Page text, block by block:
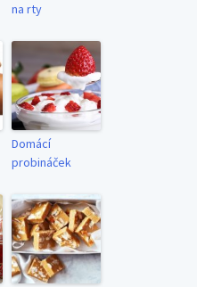
na rty
Domácí
probináček